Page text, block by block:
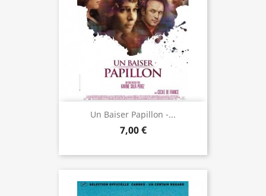
Un Baiser Papillon -...
7,00 €